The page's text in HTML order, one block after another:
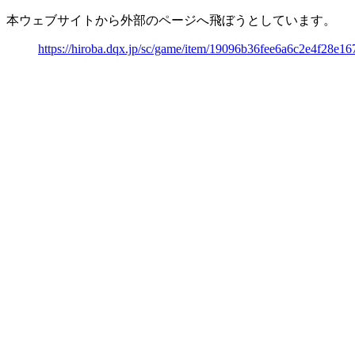
本ウェブサイトから外部のページへ飛ぼうとしています。
https://hiroba.dqx.jp/sc/game/item/